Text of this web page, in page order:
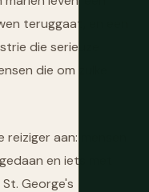
teruggaat, en een
die serieuze
die om zulke
aan: mensen
en iets met
George's